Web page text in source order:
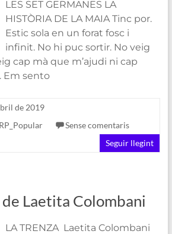
LES SET GERMANES LA
HISTÒRIA DE LA MAIA Tinc por.
Estic sola en un forat fosc i
infinit. No hi puc sortir. No veig
cap mà que m’ajudi ni cap
Em sento
de 2019
RP_Popular
Sense comentaris
Seguir llegint
Laetita Colombani
LA TRENZA Laetita Colombani